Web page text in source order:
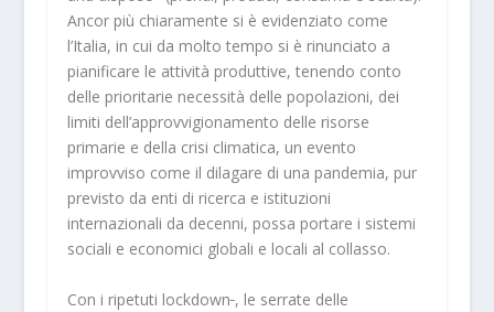
Ancor più chiaramente si è evidenziato come
l’Italia, in cui da molto tempo si è rinunciato a
pianificare le attività produttive, tenendo conto
delle prioritarie necessità delle popolazioni, dei
limiti dell’approvvigionamento delle risorse
primarie e della crisi climatica, un evento
improvviso come il dilagare di una pandemia, pur
previsto da enti di ricerca e istituzioni
internazionali da decenni, possa portare i sistemi
sociali e economici globali e locali al collasso.
Con i ripetuti lockdown , le serrate delle